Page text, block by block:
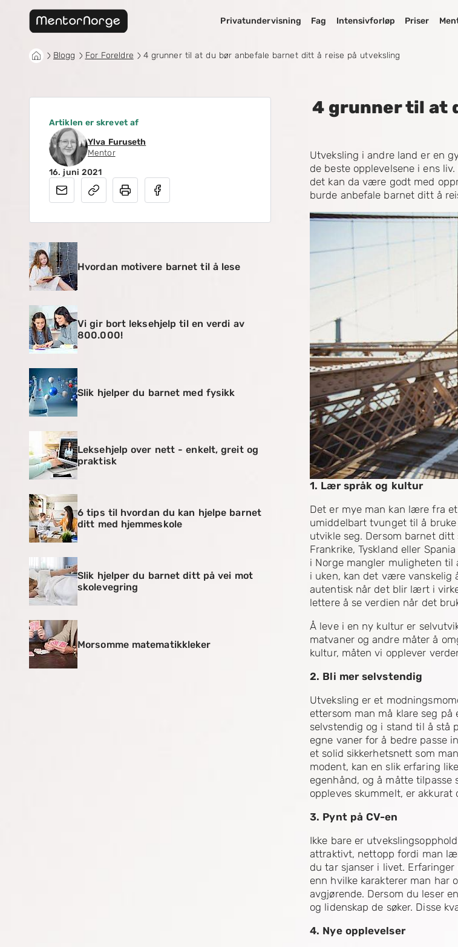
Privatundervisning Fag Intensivforløp Priser
Blogg For Foreldre 4 grunner til at du bør anbefale barnet ditt å reise på utveksling
Artiklen er skrevet af
Ylva Furuseth
Mentor
16. juni 2021
Hvordan motivere barnet til å lese
Vi gir bort leksehjelp til en verdi av
800.000!
Slik hjelper du barnet med fysikk
Leksehjelp over nett - enkelt, greit og
praktisk
6 tips til hvordan du kan hjelpe barnet
ditt med hjemmeskole
Slik hjelper du barnet ditt på vei mot
skolevegring
Morsomme matematikkleker
4 grunner til at
Utveksling i andre land er en
de beste opplevelsene i ens
det kan da være godt med
burde anbefale barnet ditt å
1. Lær språk og kultur
Det er mye man kan lære fra
umiddelbart tvunget til å
utvikle seg. Dersom barnet
Frankrike, Tyskland eller
i Norge mangler muligheten
i uken, kan det være vanskelig
autentisk når det blir lært i
lettere å se verdien når det
Å leve i en ny kultur er
matvaner og andre måter å
kultur, måten vi opplever
2. Bli mer selvstendig
Utveksling er et
ettersom man må klare seg
selvstendig og i stand til å stå
egne vaner for å bedre passe
et solid sikkerhetsnett som
modent, kan en slik erfaring
egenhånd, og å måtte tilpasse
oppleves skummelt, er
3. Pynt på CV-en
Ikke bare er
attraktivt, nettopp fordi man
du tar sjanser i livet.
enn hvilke karakterer man har
avgjørende. Dersom du leser
og lidenskap de søker. Disse
4. Nye opplevelser